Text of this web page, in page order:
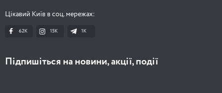
Цікавий Київ в соц. мережах:
62K 15K 1К
Підпишіться на новини, акції, події